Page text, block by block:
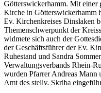
Götterswickerhamm. Mit einer
Kirche in Götterswickerhamm
Ev. Kirchenkreises Dinslaken
Themenschwerpunkt der
widmete sich auch der
der Geschäftsführer der Ev.
Ruhestand und Sandra
Verwaltungsverbands Rhein-
wurden Pfarrer Andreas
Amt des stellv. Skriba